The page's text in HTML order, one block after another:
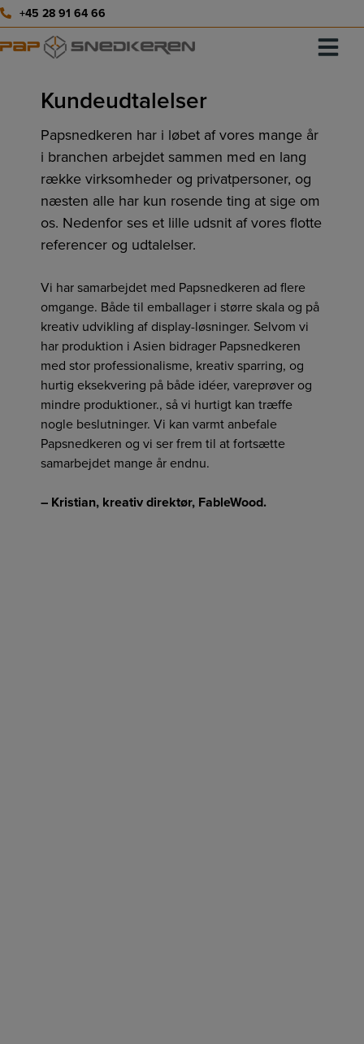
Hop
til
indholdet
+45 28 91 64 66
Kundeudtalelser
Papsnedkeren har i løbet af vores mange år
i branchen arbejdet sammen med en lang
række virksomheder og privatpersoner, og
næsten alle har kun rosende ting at sige om
os. Nedenfor ses et lille udsnit af vores flotte
referencer og udtalelser.
Vi har samarbejdet med Papsnedkeren ad flere
omgange. Både til emballager i større skala og på
kreativ udvikling af display-løsninger. Selvom vi
har produktion i Asien bidrager Papsnedkeren
med stor professionalisme, kreativ sparring, og
hurtig eksekvering på både idéer, vareprøver og
mindre produktioner., så vi hurtigt kan træffe
nogle beslutninger. Vi kan varmt anbefale
Papsnedkeren og vi ser frem til at fortsætte
samarbejdet mange år endnu.
– Kristian, kreativ direktør, FableWood.